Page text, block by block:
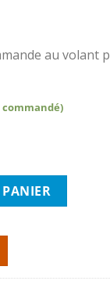
au volant